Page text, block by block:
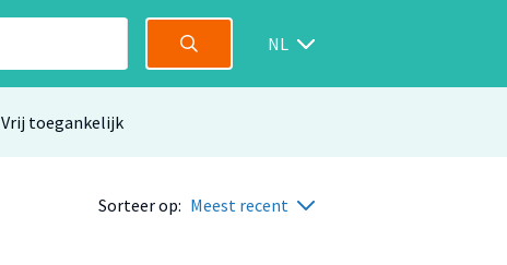
NL
Vrij toegankelijk
Sorteer op: Meest recent